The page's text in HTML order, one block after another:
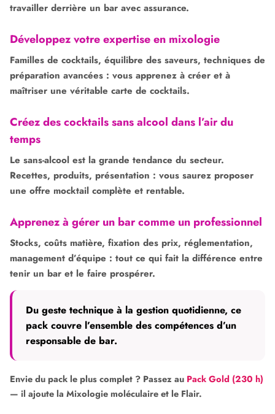
travailler derrière un bar avec assurance.
Développez votre expertise en mixologie
Familles de cocktails, équilibre des saveurs, techniques de
préparation avancées : vous apprenez à créer et à
maîtriser une véritable carte de cocktails.
Créez des cocktails sans alcool dans l’air du
temps
Le sans-alcool est la grande tendance du secteur.
Recettes, produits, présentation : vous saurez proposer
une offre mocktail complète et rentable.
Apprenez à gérer un bar comme un professionnel
Stocks, coûts matière, fixation des prix, réglementation,
management d’équipe : tout ce qui fait la différence entre
tenir un bar et le faire prospérer.
Du geste technique à la gestion quotidienne, ce
pack couvre l’ensemble des compétences d’un
responsable de bar.
Envie du pack le plus complet ? Passez au Pack Gold (230 h)
— il ajoute la Mixologie moléculaire et le Flair.